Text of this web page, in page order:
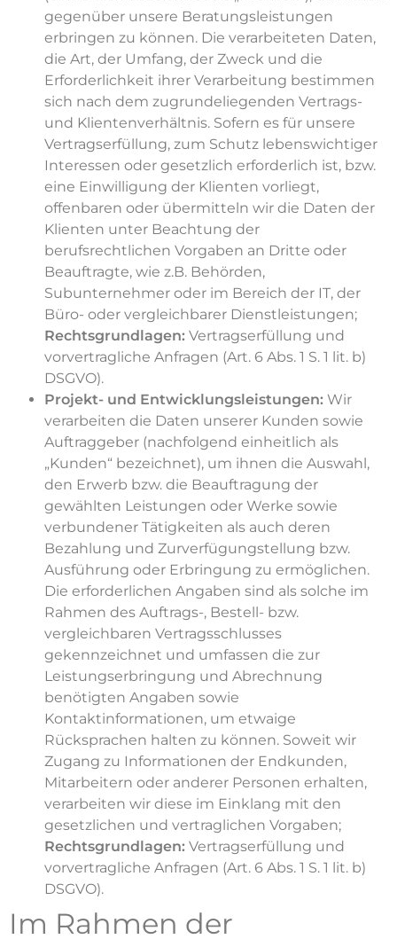
gegenüber unsere Beratungsleistungen
erbringen zu können. Die verarbeiteten Daten,
die Art, der Umfang, der Zweck und die
Erforderlichkeit ihrer Verarbeitung bestimmen
sich nach dem zugrundeliegenden Vertrags-
und Klientenverhältnis. Sofern es für unsere
Vertragserfüllung, zum Schutz lebenswichtiger
Interessen oder gesetzlich erforderlich ist, bzw.
eine Einwilligung der Klienten vorliegt,
offenbaren oder übermitteln wir die Daten der
Klienten unter Beachtung der
berufsrechtlichen Vorgaben an Dritte oder
Beauftragte, wie z.B. Behörden,
Subunternehmer oder im Bereich der IT, der
Büro- oder vergleichbarer Dienstleistungen;
Rechtsgrundlagen: Vertragserfüllung und
vorvertragliche Anfragen (Art. 6 Abs. 1 S. 1 lit. b)
DSGVO).
Projekt- und Entwicklungsleistungen: Wir
verarbeiten die Daten unserer Kunden sowie
Auftraggeber (nachfolgend einheitlich als
„Kunden“ bezeichnet), um ihnen die Auswahl,
den Erwerb bzw. die Beauftragung der
gewählten Leistungen oder Werke sowie
verbundener Tätigkeiten als auch deren
Bezahlung und Zurverfügungstellung bzw.
Ausführung oder Erbringung zu ermöglichen.
Die erforderlichen Angaben sind als solche im
Rahmen des Auftrags-, Bestell- bzw.
vergleichbaren Vertragsschlusses
gekennzeichnet und umfassen die zur
Leistungserbringung und Abrechnung
benötigten Angaben sowie
Kontaktinformationen, um etwaige
Rücksprachen halten zu können. Soweit wir
Zugang zu Informationen der Endkunden,
Mitarbeitern oder anderer Personen erhalten,
verarbeiten wir diese im Einklang mit den
gesetzlichen und vertraglichen Vorgaben;
Rechtsgrundlagen: Vertragserfüllung und
vorvertragliche Anfragen (Art. 6 Abs. 1 S. 1 lit. b)
DSGVO).
Im Rahmen der